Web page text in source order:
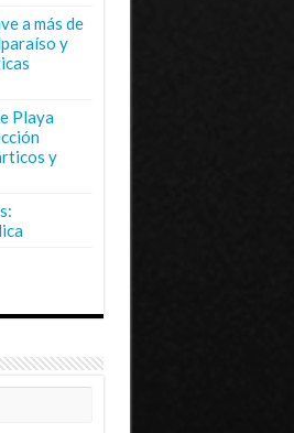
a más de
y
Playa
y